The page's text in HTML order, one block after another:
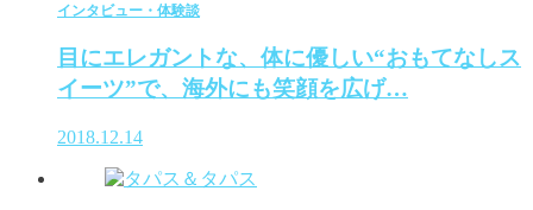
インタビュー・体験談
目にエレガントな、体に優しい“おもてなしス
イーツ”で、海外にも笑顔を広げ…
2018.12.14